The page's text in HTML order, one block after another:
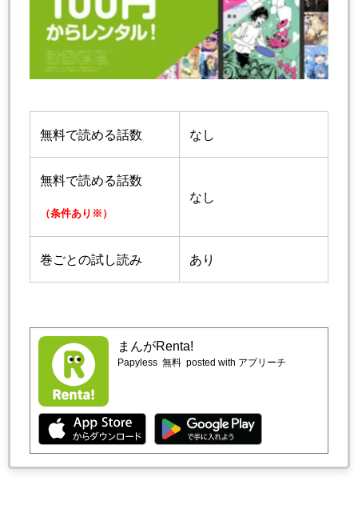
無料で読める話数 なし
無料で読める話数
（条件あり※）
なし
巻ごとの試し読み あり
まんがRenta!
Papyless 無料 posted with アプリーチ